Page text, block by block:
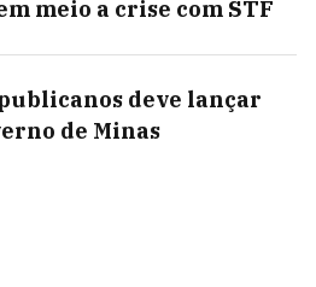
meio a crise com STF
deve lançar
de Minas